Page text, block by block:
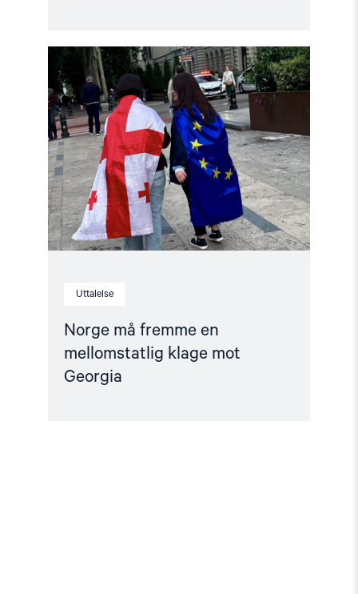
Uttalelse
Norge må fremme en
mellomstatlig klage mot
Georgia
Read
article
"Norge
fremme
en
mellomstatlig
klage
mot
Georgia"